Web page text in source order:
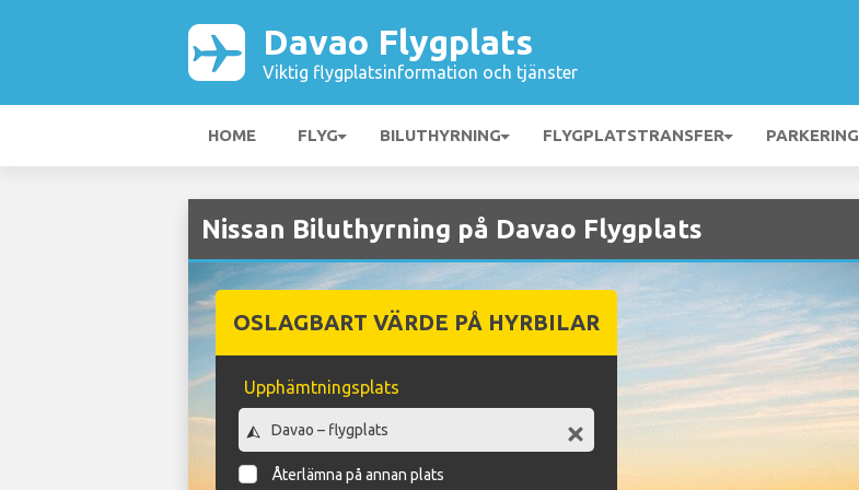
Davao Flygplats
Viktig flygplatsinformation och tjänster
HOME FLYG BILUTHYRNING FLYGPLATSTRANSFER PARKERING
Nissan Biluthyrning på Davao Flygplats
OSLAGBART VÄRDE PÅ HYRBILAR
Upphämtningsplats
Återlämna på annan plats